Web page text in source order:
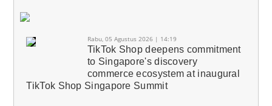
Rabu, 05 Agustus 2026 | 14:19
TikTok Shop deepens commitment
to Singapore's discovery
commerce ecosystem at inaugural
TikTok Shop Singapore Summit